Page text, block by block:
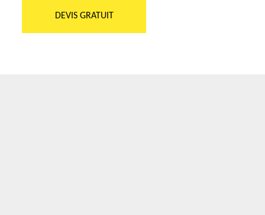
DEVIS GRATUIT